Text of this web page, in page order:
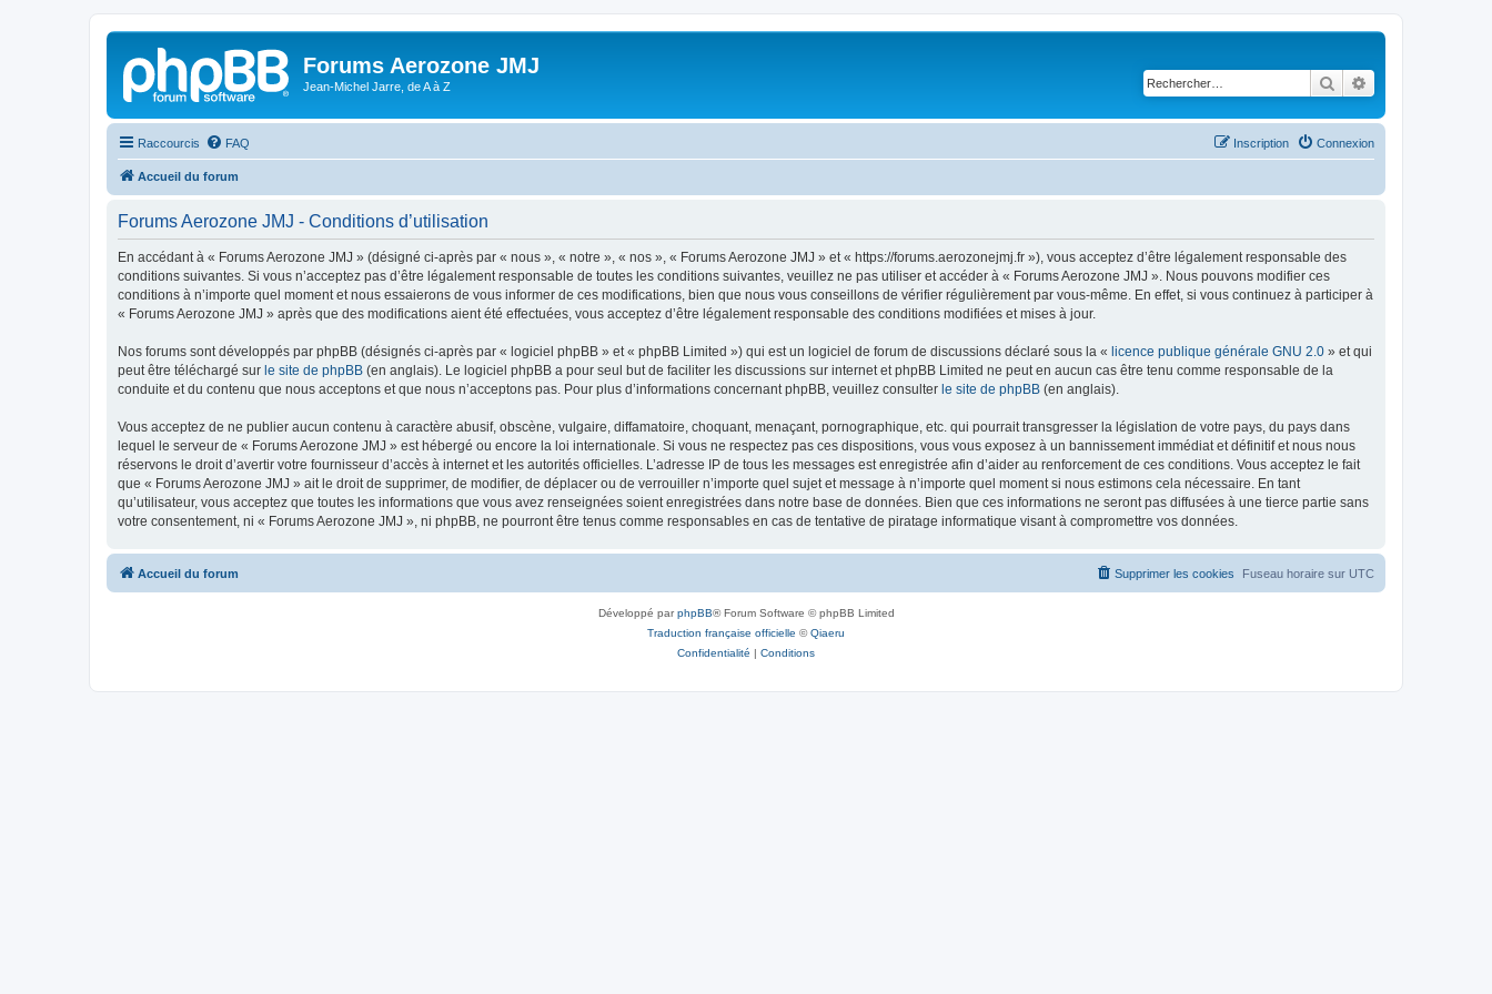
Forums Aerozone JMJ
Jean-Michel Jarre, de A à Z Rechercher
Raccourcis FAQ Connexion
Inscription
Accueil du forum
Forums Aerozone JMJ - Conditions d’utilisation
En accédant à « Forums Aerozone JMJ » (désigné ci-après par « nous », « notre », « nos », « Forums Aerozone JMJ » et « https://forums.aerozonejmj.fr »), vous acceptez d’être légalement responsable des
conditions suivantes. Si vous n’acceptez pas d’être légalement responsable de toutes les conditions suivantes, veuillez ne pas utiliser et accéder à « Forums Aerozone JMJ ». Nous pouvons modifier ces
conditions à n’importe quel moment et nous essaierons de vous informer de ces modifications, bien que nous vous conseillons de vérifier régulièrement par vous-même. En effet, si vous continuez à participer à
« Forums Aerozone JMJ » après que des modifications aient été effectuées, vous acceptez d’être légalement responsable des conditions modifiées et mises à jour.
Nos forums sont développés par phpBB (désignés ci-après par « logiciel phpBB » et « phpBB Limited ») qui est un logiciel de forum de discussions déclaré sous la « licence publique générale GNU 2.0 » et qui
peut être téléchargé sur le site de phpBB (en anglais). Le logiciel phpBB a pour seul but de faciliter les discussions sur internet et phpBB Limited ne peut en aucun cas être tenu comme responsable de la
conduite et du contenu que nous acceptons et que nous n’acceptons pas. Pour plus d’informations concernant phpBB, veuillez consulter le site de phpBB (en anglais).
Vous acceptez de ne publier aucun contenu à caractère abusif, obscène, vulgaire, diffamatoire, choquant, menaçant, pornographique, etc. qui pourrait transgresser la législation de votre pays, du pays dans
lequel le serveur de « Forums Aerozone JMJ » est hébergé ou encore la loi internationale. Si vous ne respectez pas ces dispositions, vous vous exposez à un bannissement immédiat et définitif et nous nous
réservons le droit d’avertir votre fournisseur d’accès à internet et les autorités officielles. L’adresse IP de tous les messages est enregistrée afin d’aider au renforcement de ces conditions. Vous acceptez le fait
que « Forums Aerozone JMJ » ait le droit de supprimer, de modifier, de déplacer ou de verrouiller n’importe quel sujet et message à n’importe quel moment si nous estimons cela nécessaire. En tant
qu’utilisateur, vous acceptez que toutes les informations que vous avez renseignées soient enregistrées dans notre base de données. Bien que ces informations ne seront pas diffusées à une tierce partie sans
votre consentement, ni « Forums Aerozone JMJ », ni phpBB, ne pourront être tenus comme responsables en cas de tentative de piratage informatique visant à compromettre vos données.
Accueil du forum Fuseau horaire sur UTC
Supprimer les cookies
Développé parphpBB® Forum Software © phpBB Limited
Traduction française officielle ©Qiaeru
Confidentialité | Conditions